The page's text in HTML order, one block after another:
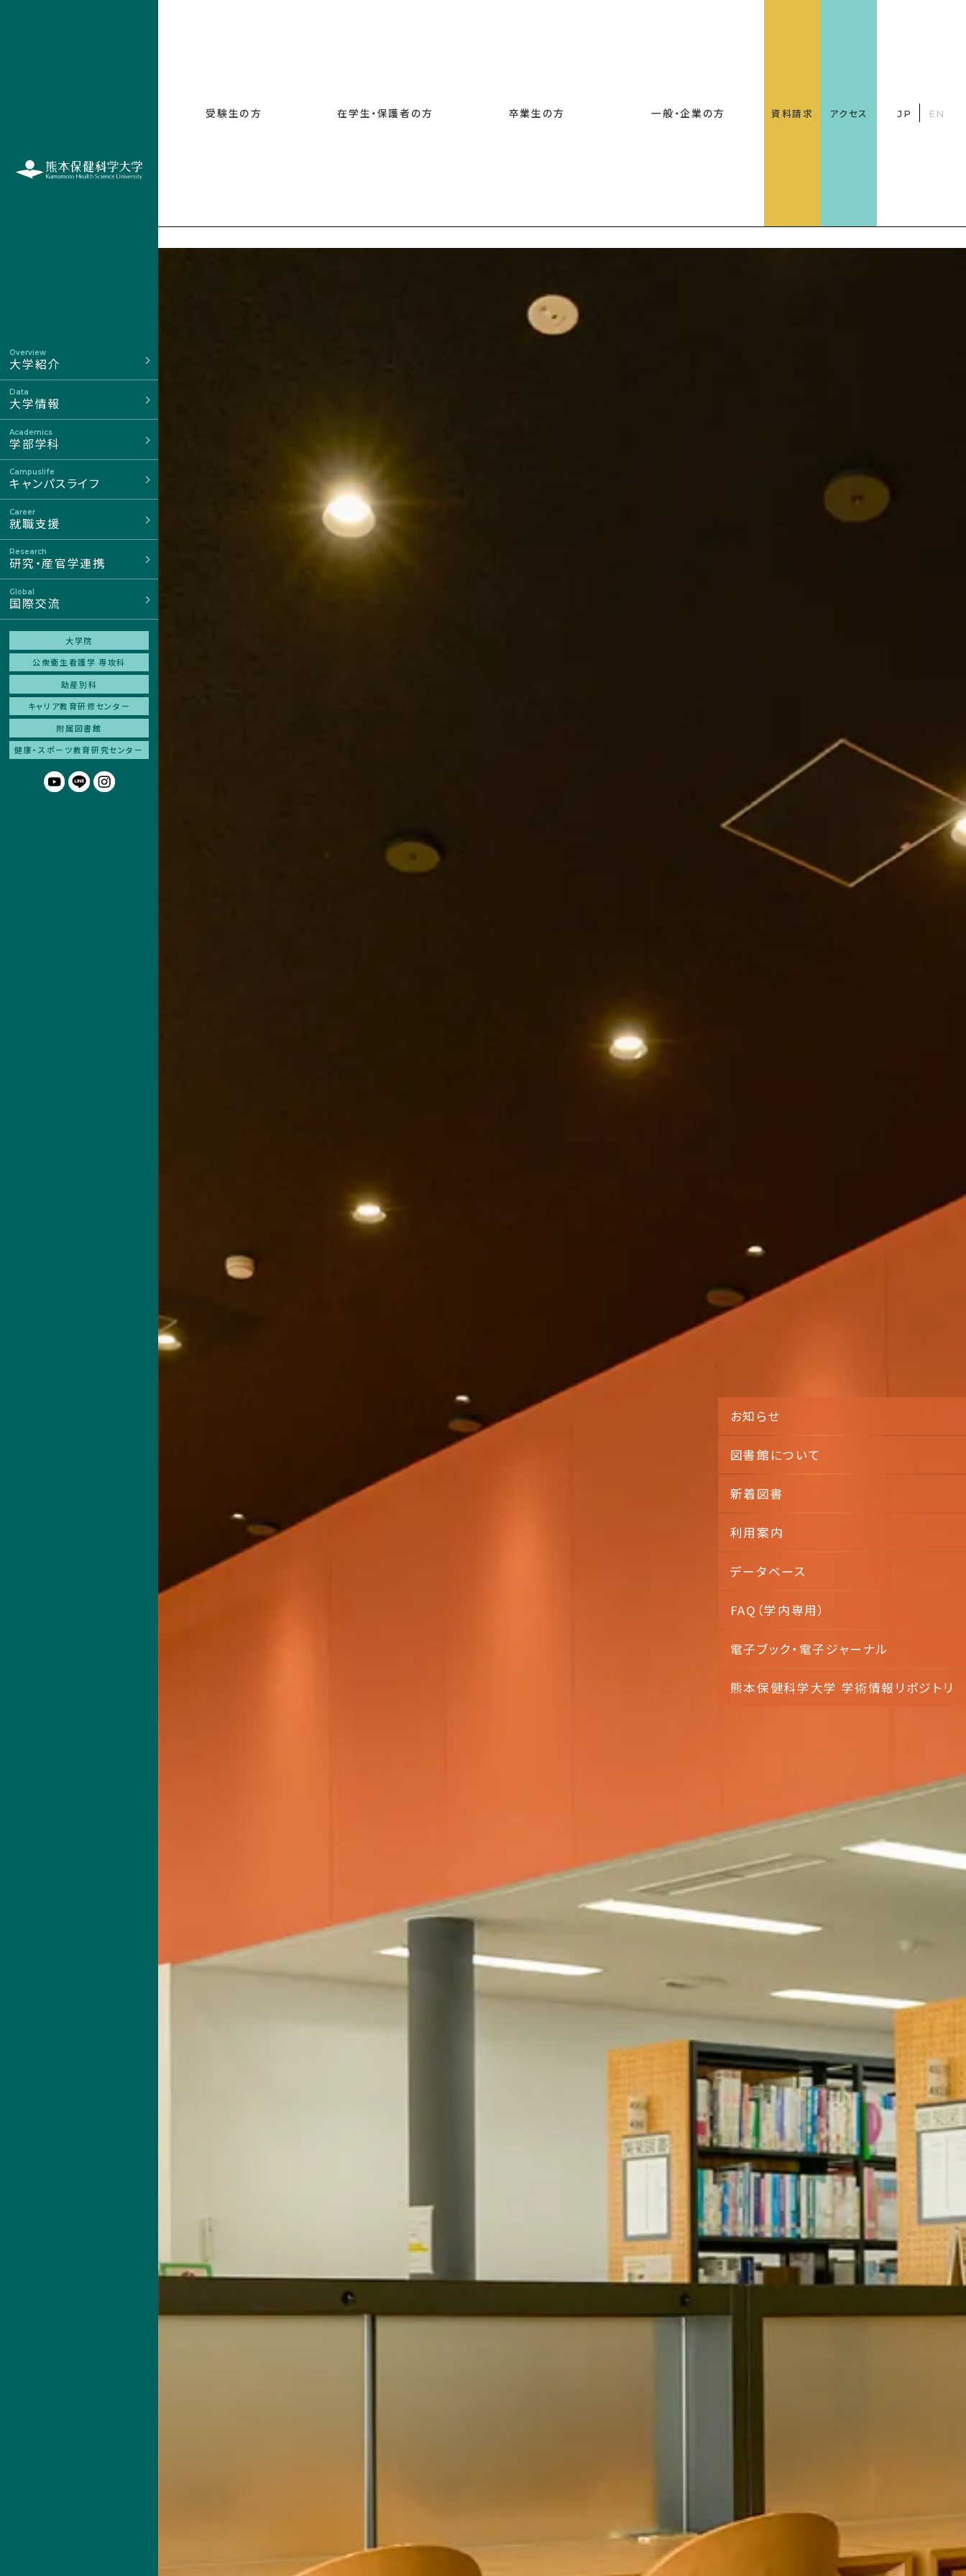
Overview
大学紹介
Data
大学情報
Academics
学部学科
Campuslife
キャンパスライフ
Career
就職支援
Research
研究・産官学連携
Global
国際交流
大学院
公衆衛生看護学 専攻科
助産別科
キャリア教育研修センター
附属図書館
健康・スポーツ教育研究センター
受験生の方 在学生・保護者の方 卒業生の方 一般・企業の方 資料請求 アクセス JP EN
お知らせ
図書館について
新着図書
利用案内
データベース
FAQ（学内専用）
電子ブック・ 電子ジャーナル
熊本保健科学大学 学術情報リポジトリ